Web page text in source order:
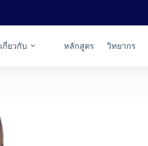
เกี่ยวกับ หลักสูตร วิทยากร